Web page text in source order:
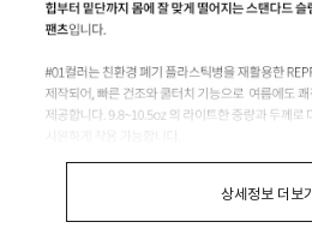
상세정보 더보기